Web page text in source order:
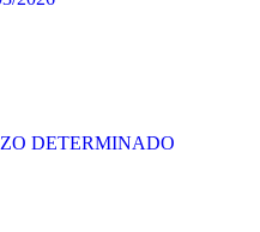
DETERMINADO